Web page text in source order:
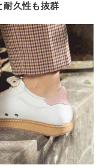
耐久性も抜群